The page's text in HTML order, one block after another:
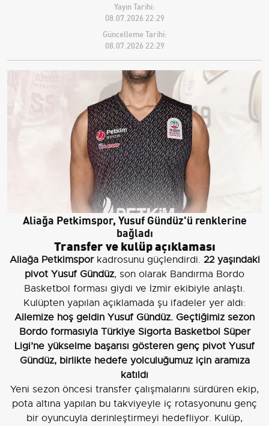
Yayın Tarihi:
08.07.2026 22:29
Güncelleme Tarihi:
08.07.2026 22:29
Aliağa Petkimspor, Yusuf Gündüz'ü renklerine
bağladı
Transfer ve kulüp açıklaması
Aliağa Petkimsporkadrosunu güçlendirdi. 22 yaşındaki
pivot Yusuf Gündüz, son olarak Bandırma Bordo
Basketbol forması giydi ve İzmir ekibiyle anlaştı.
Kulüpten yapılan açıklamada şu ifadeler yer aldı:
Ailemize hoş geldin Yusuf Gündüz. Geçtiğimiz sezon
Bordo formasıyla Türkiye Sigorta Basketbol Süper
Ligi’ne yükselme başarısı gösteren genç pivot Yusuf
Gündüz, birlikte hedefe yolculuğumuz için aramıza
katıldı
Yeni sezon öncesi transfer çalışmalarını sürdüren ekip,
pota altına yapılan bu takviyeyle iç rotasyonunu genç
bir oyuncuyla derinleştirmeyi hedefliyor. Kulüp,